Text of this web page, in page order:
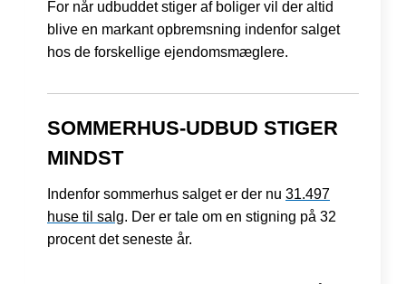
For når udbuddet stiger af boliger vil der altid
blive en markant opbremsning indenfor salget
hos de forskellige ejendomsmæglere.
SOMMERHUS-UDBUD STIGER
MINDST
Indenfor sommerhus salget er der nu 31.497
huse til salg. Der er tale om en stigning på 32
procent det seneste år.